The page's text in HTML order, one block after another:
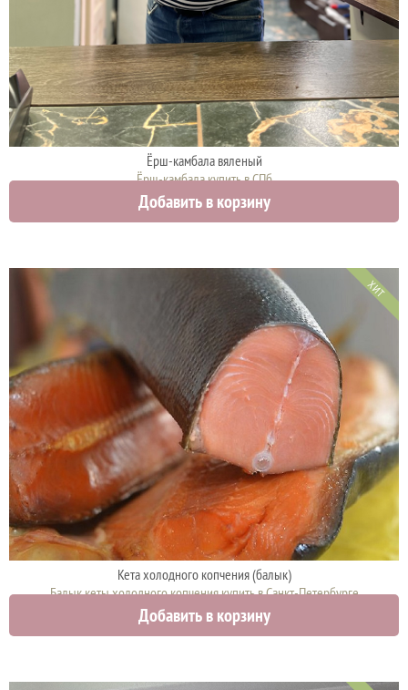
Ёрш-камбала вяленый
Ёрш-камбала купить в СПб
2000 руб.
Добавить в корзину
ХИТ
Кета холодного копчения (балык)
Балык кеты холодного копчения купить в Санкт-Петербурге
1340 руб.
Добавить в корзину